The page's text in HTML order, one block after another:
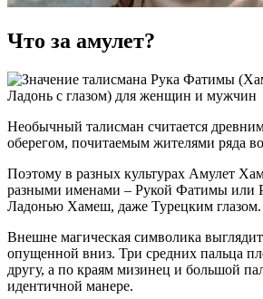
Что за амулет?
Необычный талисман считается
оберегом, почитаемым жителями ряда
Поэтому в разных культурах Амулет
разными именами – Рукой Фатимы или
Ладонью Хамеш, даже Турецким глазом.
Внешне магическая символика
опущенной вниз. Три средних пальца
другу, а по краям мизинец и большой
идентичной манере.